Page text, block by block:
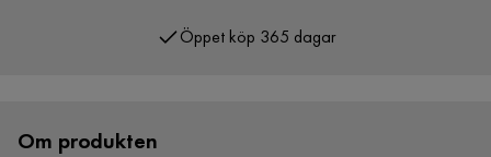
Öppet köp 365 dagar
Om produkten